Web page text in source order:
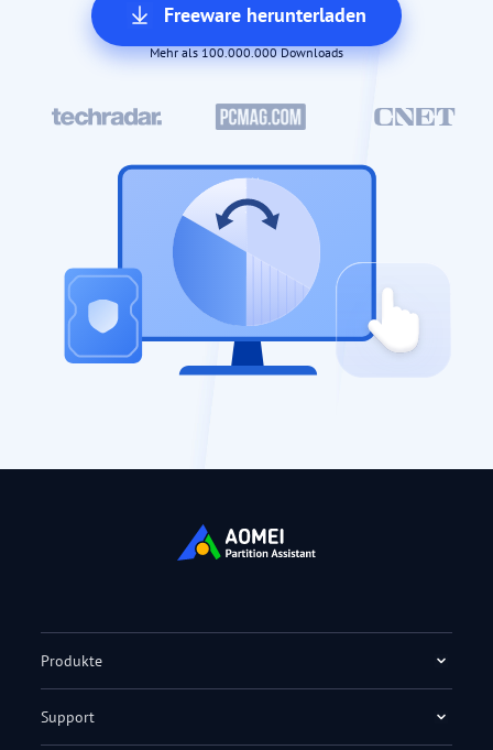
Freeware herunterladen
Mehr als 100.000.000 Downloads
Produkte
Support